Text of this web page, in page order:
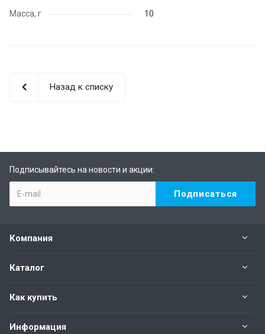
Масса, г 10
Назад к списку
Подписывайтесь на новости и акции:
Компания
Каталог
Как купить
Информация